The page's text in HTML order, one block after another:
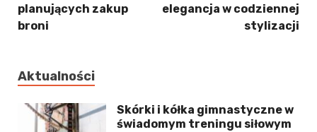
planujących zakup
broni
elegancja w codziennej
stylizacji
Aktualności
Skórki i kółka gimnastyczne w
świadomym treningu siłowym